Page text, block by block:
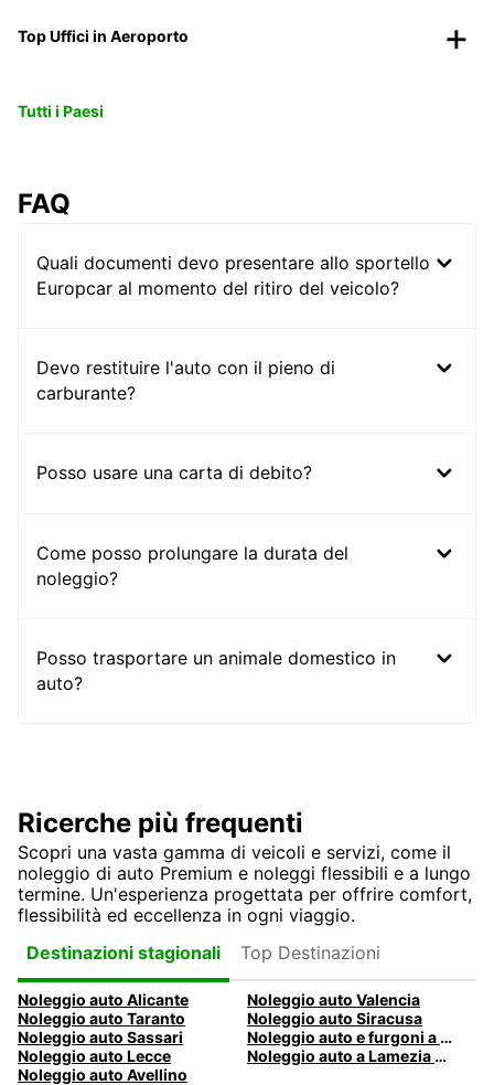
Top Uffici in Aeroporto
Tutti i Paesi
FAQ
Quali documenti devo presentare allo sportello
Europcar al momento del ritiro del veicolo?
Devo restituire l'auto con il pieno di
carburante?
Posso usare una carta di debito?
Come posso prolungare la durata del
noleggio?
Posso trasportare un animale domestico in
auto?
Ricerche più frequenti
Scopri una vasta gamma di veicoli e servizi, come il
noleggio di auto Premium e noleggi flessibili e a lungo
termine. Un'esperienza progettata per offrire comfort,
flessibilità ed eccellenza in ogni viaggio.
Destinazioni stagionali
Top Destinazioni
Noleggio auto Alicante
Noleggio auto Valencia
Noleggio auto Taranto
Noleggio auto Siracusa
Noleggio auto Sassari
Noleggio auto e furgoni a Pescara
Noleggio auto Lecce
Noleggio auto a Lamezia Terme, Italia
Noleggio auto Avellino